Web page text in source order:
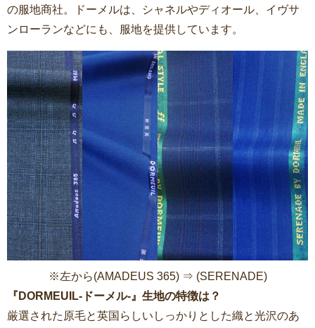
の服地商社。ドーメルは、シャネルやディオール、イヴサ
ンローランなどにも、服地を提供しています。
※左から(AMADEUS 365) ⇒ (SERENADE)
『DORMEUIL-ドーメル-』生地の特徴は？
厳選された原毛と英国らしいしっかりとした織と光沢のあ